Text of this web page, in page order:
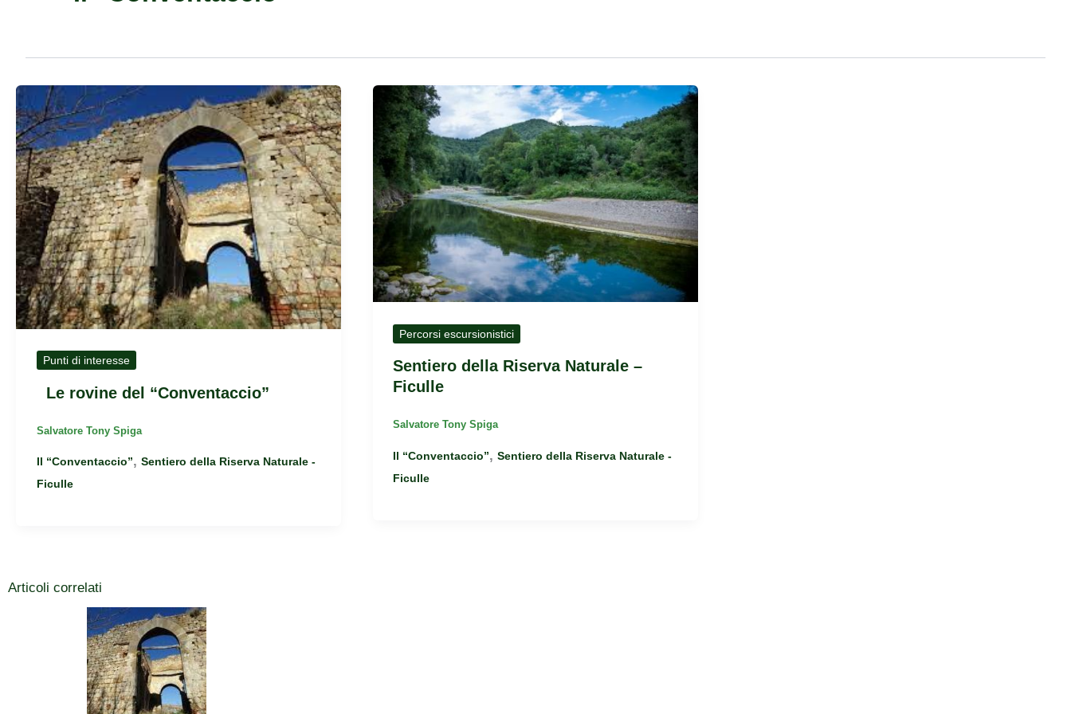
Punti di interesse
Le rovine del “Conventaccio”
Salvatore Tony Spiga
Il “Conventaccio”, Sentiero della Riserva Naturale -
Ficulle
Percorsi escursionistici
Sentiero della Riserva Naturale –
Ficulle
Salvatore Tony Spiga
Il “Conventaccio”,Sentiero della Riserva Naturale -
Ficulle
Articoli correlati